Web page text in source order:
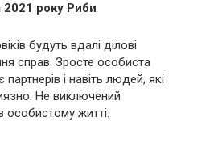
2021 року Риби
будуть вдалі ділові
справ. Зросте особиста
і навіть людей, які
Не виключений
особистому житті.